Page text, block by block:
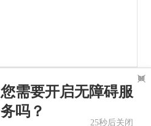
您需要开启无障碍服
务吗？
24秒后关闭
